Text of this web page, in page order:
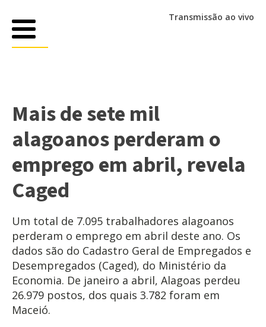
Transmissão ao vivo
Mais de sete mil
alagoanos perderam o
emprego em abril, revela
Caged
Um total de 7.095 trabalhadores alagoanos
perderam o emprego em abril deste ano. Os
dados são do Cadastro Geral de Empregados e
Desempregados (Caged), do Ministério da
Economia. De janeiro a abril, Alagoas perdeu
26.979 postos, dos quais 3.782 foram em
Maceió.